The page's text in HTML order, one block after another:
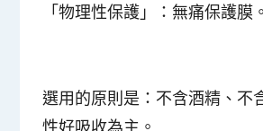
「物理性保護」 ：無痛保護膜。
選用的原則是： 不含酒精、不